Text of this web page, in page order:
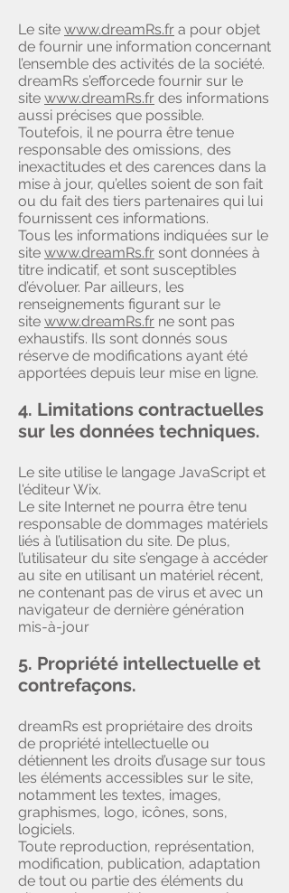
Le site www.dreamRs.fr a pour objet
de fournir une information concernant
l’ensemble des activités de la société.
dreamRs s’efforcede fournir sur le
site www.dreamRs.fr des informations
aussi précises que possible.
Toutefois, il ne pourra être tenue
responsable des omissions, des
inexactitudes et des carences dans la
mise à jour, qu’elles soient de son fait
ou du fait des tiers partenaires qui lui
fournissent ces informations.
Tous les informations indiquées sur le
site www.dreamRs.fr sont données à
titre indicatif, et sont susceptibles
d’évoluer. Par ailleurs, les
renseignements figurant sur le
site www.dreamRs.fr ne sont pas
exhaustifs. Ils sont donnés sous
réserve de modifications ayant été
apportées depuis leur mise en ligne.
4. Limitations contractuelles
sur les données techniques.
Le site utilise le langage JavaScript et
l'éditeur Wix.
Le site Internet ne pourra être tenu
responsable de dommages matériels
liés à l’utilisation du site. De plus,
l’utilisateur du site s’engage à accéder
au site en utilisant un matériel récent,
ne contenant pas de virus et avec un
navigateur de dernière génération
mis-à-jour
5. Propriété intellectuelle et
contrefaçons.
dreamRs est propriétaire des droits
de propriété intellectuelle ou
détiennent les droits d’usage sur tous
les éléments accessibles sur le site,
notamment les textes, images,
graphismes, logo, icônes, sons,
logiciels.
Toute reproduction, représentation,
modification, publication, adaptation
de tout ou partie des éléments du